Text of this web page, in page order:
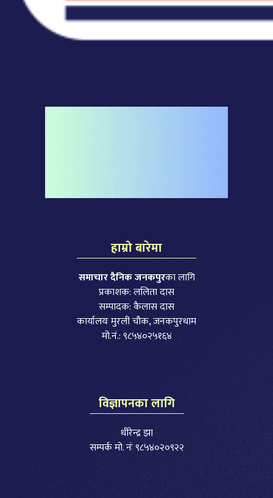
हाम्रो बारेमा
समाचार दैनिक जनकपुरका लागि
प्रकाशक: ललिता दास
सम्पादक: कैलास दास
कार्यालयः मुरली चौक, जनकपुरधाम
मो.नं.: ९८५४०२५१६४
विज्ञापनका लागि
धीरेन्द्र झा
सम्पर्क मो. नंः ९८५४०२०९२२